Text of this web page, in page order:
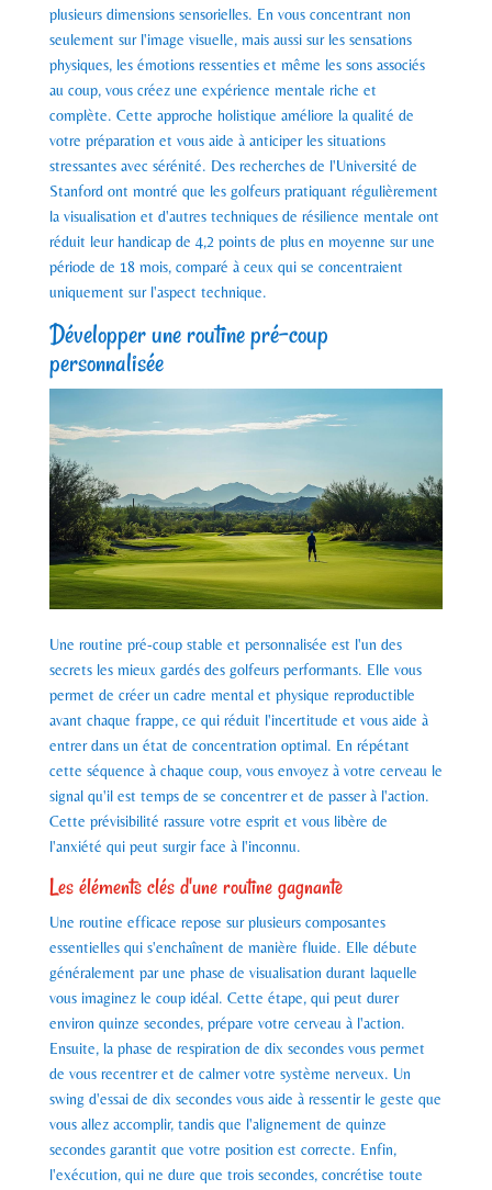
plusieurs dimensions sensorielles. En vous concentrant non
seulement sur l'image visuelle, mais aussi sur les sensations
physiques, les émotions ressenties et même les sons associés
au coup, vous créez une expérience mentale riche et
complète. Cette approche holistique améliore la qualité de
votre préparation et vous aide à anticiper les situations
stressantes avec sérénité. Des recherches de l'Université de
Stanford ont montré que les golfeurs pratiquant régulièrement
la visualisation et d'autres techniques de résilience mentale ont
réduit leur handicap de 4,2 points de plus en moyenne sur une
période de 18 mois, comparé à ceux qui se concentraient
uniquement sur l'aspect technique.
Développer une routine pré-coup
personnalisée
Une routine pré-coup stable et personnalisée est l'un des
secrets les mieux gardés des golfeurs performants. Elle vous
permet de créer un cadre mental et physique reproductible
avant chaque frappe, ce qui réduit l'incertitude et vous aide à
entrer dans un état de concentration optimal. En répétant
cette séquence à chaque coup, vous envoyez à votre cerveau le
signal qu'il est temps de se concentrer et de passer à l'action.
Cette prévisibilité rassure votre esprit et vous libère de
l'anxiété qui peut surgir face à l'inconnu.
Les éléments clés d'une routine gagnante
Une routine efficace repose sur plusieurs composantes
essentielles qui s'enchaînent de manière fluide. Elle débute
généralement par une phase de visualisation durant laquelle
vous imaginez le coup idéal. Cette étape, qui peut durer
environ quinze secondes, prépare votre cerveau à l'action.
Ensuite, la phase de respiration de dix secondes vous permet
de vous recentrer et de calmer votre système nerveux. Un
swing d'essai de dix secondes vous aide à ressentir le geste que
vous allez accomplir, tandis que l'alignement de quinze
secondes garantit que votre position est correcte. Enfin,
l'exécution, qui ne dure que trois secondes, concrétise toute